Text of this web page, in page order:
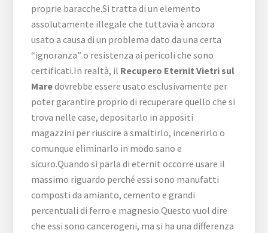
proprie baracche.Si tratta di un elemento
assolutamente illegale che tuttavia è ancora
usato a causa di un problema dato da una certa
“ignoranza” o resistenza ai pericoli che sono
certificati.In realtà, il Recupero Eternit Vietri sul
Maredovrebbe essere usato esclusivamente per
poter garantire proprio di recuperare quello che si
trova nelle case, depositarlo in appositi
magazzini per riuscire a smaltirlo, incenerirlo o
comunque eliminarlo in modo sano e
sicuro.Quando si parla di eternit occorre usare il
massimo riguardo perché essi sono manufatti
composti da amianto, cemento e grandi
percentuali di ferro e magnesio.Questo vuol dire
che essi sono cancerogeni, ma si ha una differenza